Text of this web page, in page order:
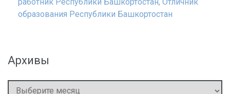
образования Республики Башкортостан
Архивы
Архивы